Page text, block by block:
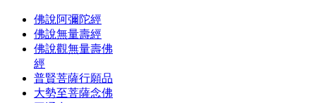
佛說阿彌陀經
佛說無量壽經
佛說觀無量壽佛
經
普賢菩薩行願品
大勢至菩薩念佛